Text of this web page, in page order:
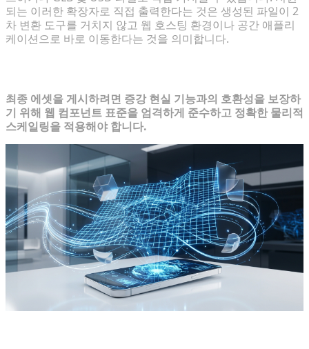
되는 이러한 확장자로 직접 출력한다는 것은 생성된 파일이 2
차 변환 도구를 거치지 않고 웹 호스팅 환경이나 공간 애플리
케이션으로 바로 이동한다는 것을 의미합니다.
최종 에셋을 게시하려면 증강 현실 기능과의 호환성을 보장하
기 위해 웹 컴포넌트 표준을 엄격하게 준수하고 정확한 물리적
스케일링을 적용해야 합니다.